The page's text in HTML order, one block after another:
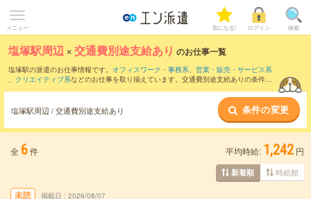
メニュー 気になる! ログイン 検索
塩塚駅周辺 ×交通費別途支給あり のお仕事一覧
塩塚駅の派遣のお仕事情報です。 オフィスワーク・事務系、 営業・販売・サービス系
、 クリエイティブ系などのお仕事を取り揃えています。交通費別途支給ありの条件の
塩塚駅周辺 / 交通費別途支給あり 条件の変更
全 6件 平均時給: 1,242 円
新着順 時給順
未読 掲載日 2026/08/07